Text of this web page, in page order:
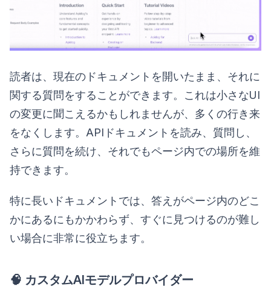
読者は、現在のドキュメントを開いたまま、それに
関する質問をすることができます。これは小さなUI
の変更に聞こえるかもしれませんが、多くの行き来
をなくします。APIドキュメントを読み、質問し、
さらに質問を続け、それでもページ内での場所を維
持できます。
特に長いドキュメントでは、答えがページ内のどこ
かにあるにもかかわらず、すぐに見つけるのが難し
い場合に非常に役立ちます。
🧠 カスタムAIモデルプロバイダー